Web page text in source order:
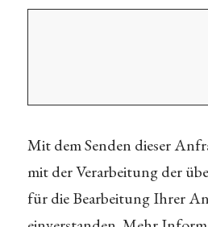
Mit dem Senden dieser
mit der Verarbeitung der
für die Bearbeitung Ihrer